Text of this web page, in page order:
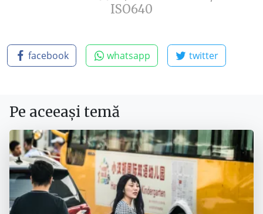
ISO640
facebook whatsapp twitter
Pe aceeași temă